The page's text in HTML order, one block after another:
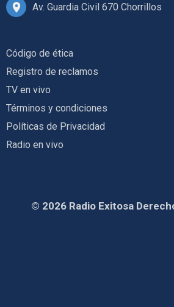
Av. Guardia Civil 670 Chorrillos
Código de ética
Registro de reclamos
TV en vivo
Términos y condiciones
Políticas de Privacidad
Radio en vivo
© 2026 Radio Exitosa